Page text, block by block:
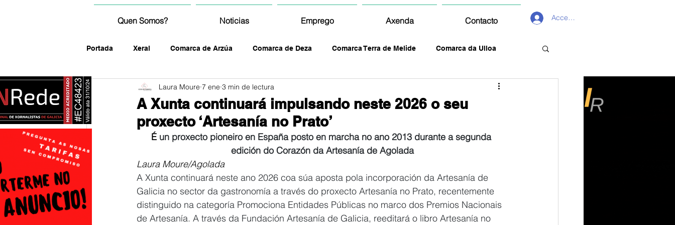
Quen Somos? Noticias Emprego Axenda Contacto Acceder
Portada Xeral Comarca de Arzúa Comarca de Deza Comarca Terra de Melide Comarca da Ulloa
fotografía
A Xunta continuará impulsando neste 2026 o seu
proxecto ‘Artesanía no Prato’
Laura Moure 7 ene 3 min de lectura
É un proxecto pioneiro en España posto en marcha no ano 2013 durante a segunda
edición do Corazón da Artesanía de Agolada
Laura Moure/Agolada
A Xunta continuará neste ano 2026 coa súa aposta pola incorporación da Artesanía de
Galicia no sector da gastronomía a través do proxecto Artesanía no Prato, recentemente
distinguido na categoría Promociona Entidades Públicas no marco dos Premios Nacionais
de Artesanía. A través da Fundación Artesanía de Galicia, reeditará o libro Artesanía no